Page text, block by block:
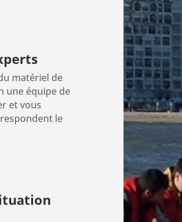
matériel de
une équipe de
et vous
le